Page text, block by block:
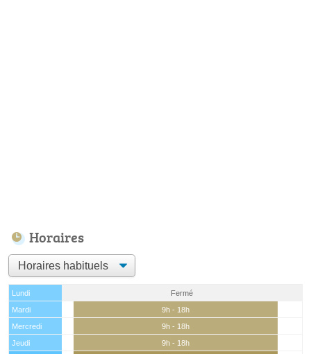
Horaires
Lundi
Fermé
Mardi
9h - 18h
Mercredi
9h - 18h
Jeudi
9h - 18h